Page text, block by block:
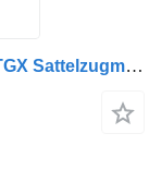
81637306561 Außenspiegel für MAN TGX Sattelzugmaschine